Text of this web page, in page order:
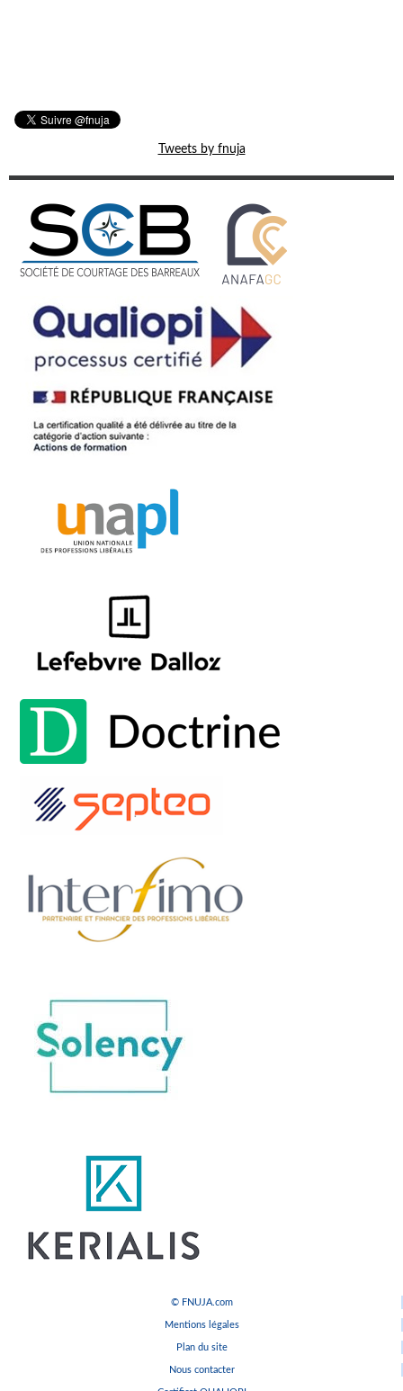
Tweets by fnuja
© FNUJA.com
Mentions légales
Plan du site
Nous contacter